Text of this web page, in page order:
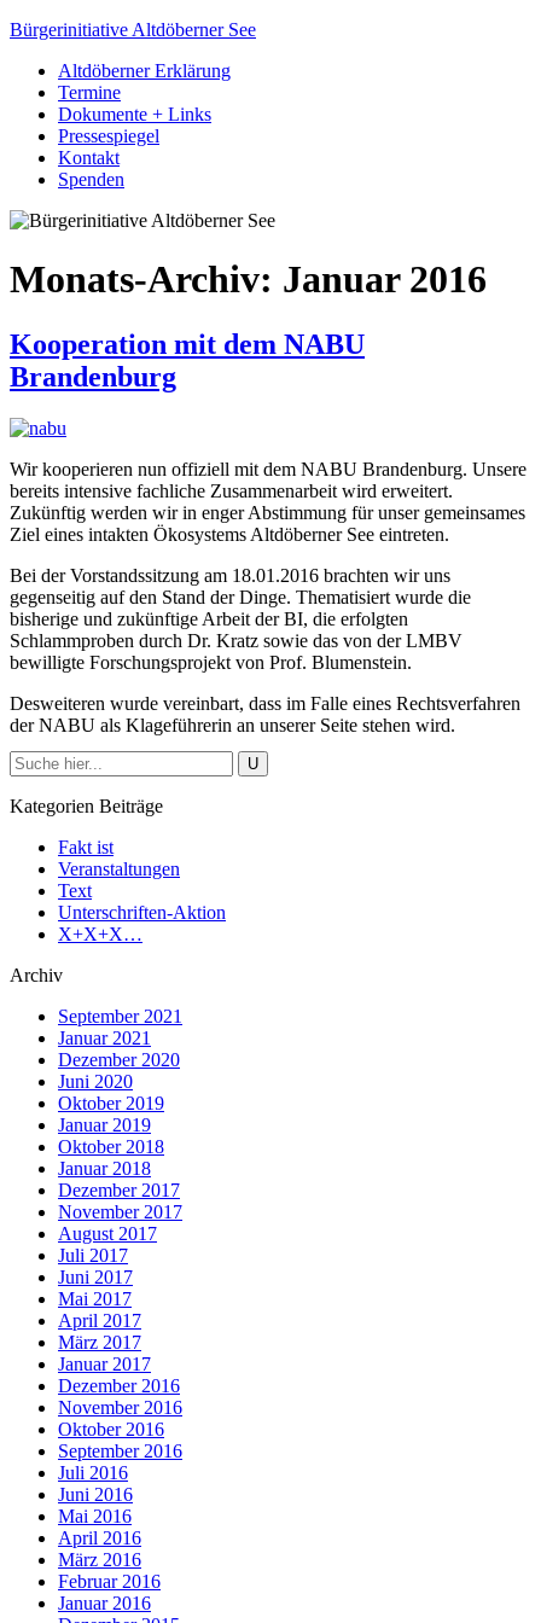
Bürgerinitiative Altdöberner See
Altdöberner Erklärung
Termine
Dokumente + Links
Pressespiegel
Kontakt
Spenden
Monats-Archiv: Januar 2016
Kooperation mit dem NABU
Brandenburg
Wir kooperieren nun offiziell mit dem NABU Brandenburg. Unsere
bereits intensive fachliche Zusammenarbeit wird erweitert.
Zukünftig werden wir in enger Abstimmung für unser gemeinsames
Ziel eines intakten Ökosystems Altdöberner See eintreten.
Bei der Vorstandssitzung am 18.01.2016 brachten wir uns
gegenseitig auf den Stand der Dinge. Thematisiert wurde die
bisherige und zukünftige Arbeit der BI, die erfolgten
Schlammproben durch Dr. Kratz sowie das von der LMBV
bewilligte Forschungsprojekt von Prof. Blumenstein.
Desweiteren wurde vereinbart, dass im Falle eines Rechtsverfahren
der NABU als Klageführerin an unserer Seite stehen wird.
Kategorien Beiträge
Fakt ist
Veranstaltungen
Text
Unterschriften-Aktion
X+X+X…
Archiv
September 2021
Januar 2021
Dezember 2020
Juni 2020
Oktober 2019
Januar 2019
Oktober 2018
Januar 2018
Dezember 2017
November 2017
August 2017
Juli 2017
Juni 2017
Mai 2017
April 2017
März 2017
Januar 2017
Dezember 2016
November 2016
Oktober 2016
September 2016
Juli 2016
Juni 2016
Mai 2016
April 2016
März 2016
Februar 2016
Januar 2016